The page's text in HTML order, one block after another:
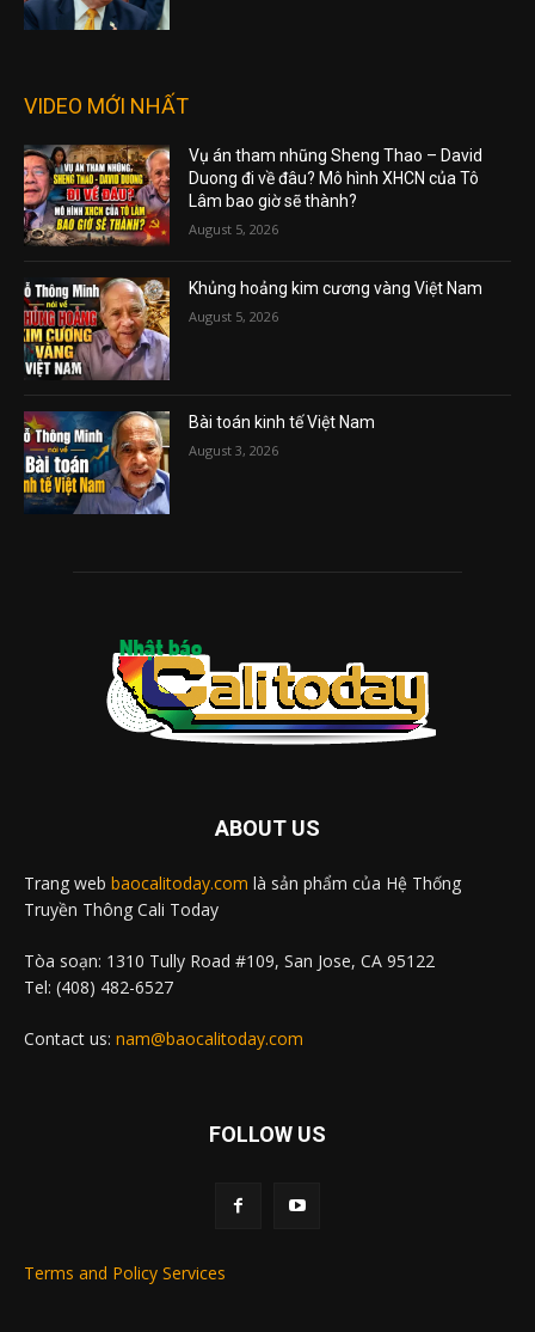
VIDEO MỚI NHẤT
Vụ án tham nhũng Sheng Thao – David
Duong đi về đâu? Mô hình XHCN của Tô
Lâm bao giờ sẽ thành?
August 5, 2026
Khủng hoảng kim cương vàng Việt Nam
August 5, 2026
Bài toán kinh tế Việt Nam
August 3, 2026
ABOUT US
Trang web baocalitoday.com là sản phẩm của Hệ Thống
Truyền Thông Cali Today
Tòa soạn: 1310 Tully Road #109, San Jose, CA 95122
Tel: (408) 482-6527
Contact us: nam@baocalitoday.com
FOLLOW US
Terms and Policy Services